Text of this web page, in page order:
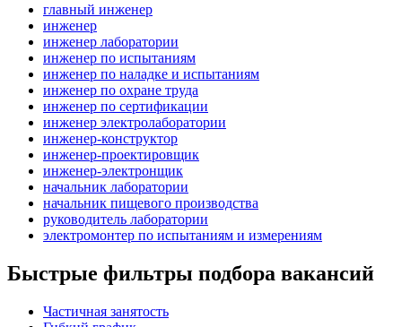
главный инженер
инженер
инженер лаборатории
инженер по испытаниям
инженер по наладке и испытаниям
инженер по охране труда
инженер по сертификации
инженер электролаборатории
инженер-конструктор
инженер-проектировщик
инженер-электронщик
начальник лаборатории
начальник пищевого производства
руководитель лаборатории
электромонтер по испытаниям и измерениям
Быстрые фильтры подбора вакансий
Частичная занятость